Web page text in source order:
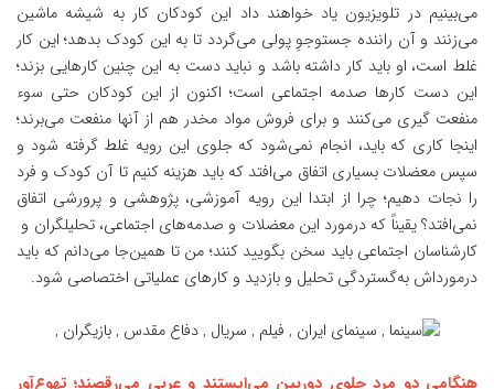
می‌بینیم در تلویزیون یاد خواهند داد این کودکان کار به شیشه ماشین
می‌زنند و آن راننده جستوجوِ پولی می‌گردد تا به این کودک بدهد؛ این کار
غلط است، او باید کار داشته باشد و نباید دست به این چنین کارهایی بزند؛
این دست کارها صدمه اجتماعی است؛ اکنون از این کودکان حتی سوء
منفعت گیری می‌کنند و برای فروش مواد مخدر هم از آنها منفعت می‌برند؛
اینجا کاری که باید، انجام نمی‌شود که جلوی این رویه غلط گرفته شود و
سپس معضلات بسیاری اتفاق می‌افتد که باید هزینه کنیم تا آن کودک و فرد
را نجات دهیم؛ چرا از ابتدا این رویه آموزشی، پژوهشی و پرورشی اتفاق
نمی‌افتد؟ یقیناً که درمورد این معضلات و صدمه‌های اجتماعی، تحلیلگران و
کارشناسان اجتماعی باید سخن بگویید کنند؛ من تا همین‌جا می‌دانم که باید
درمورد‌اش به‌گستردگی تحلیل و بازدید و کارهای عملیاتی اختصاصی شود.
هنگامی دو مرد جلوی دوربین می‌ایستند و عربی می‌رقصند؛ تهوع‌آور